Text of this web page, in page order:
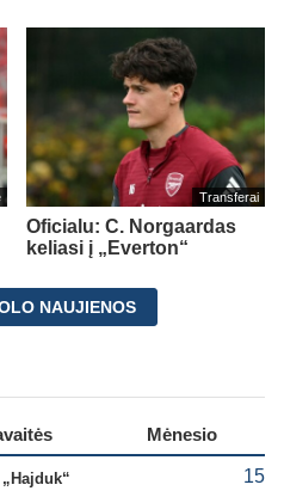
Transferai
Oficialu: C. Norgaardas
keliasi į „Everton“
NAUJIENOS
Mėnesio
15